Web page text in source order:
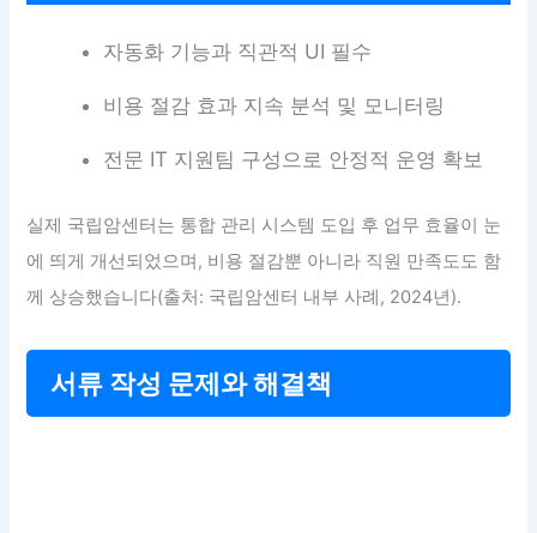
자동화 기능과 직관적 UI 필수
비용 절감 효과 지속 분석 및 모니터링
전문 IT 지원팀 구성으로 안정적 운영 확보
실제 국립암센터는 통합 관리 시스템 도입 후 업무 효율이 눈
에 띄게 개선되었으며, 비용 절감뿐 아니라 직원 만족도도 함
께 상승했습니다(출처: 국립암센터 내부 사례, 2024년).
서류 작성 문제와 해결책